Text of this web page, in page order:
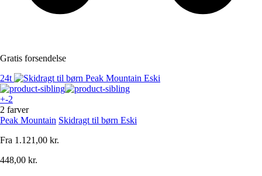
Gratis forsendelse
24t
+-2
2 farver
Peak Mountain Skidragt til børn Eski
Fra 1.121,00 kr.
448,00 kr.